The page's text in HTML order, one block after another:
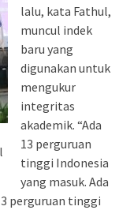
lalu, kata Fathul,
muncul indek
baru yang
digunakan untuk
mengukur
integritas
akademik. “Ada
13 perguruan
tinggi Indonesia
yang masuk. Ada
perguruan tinggi